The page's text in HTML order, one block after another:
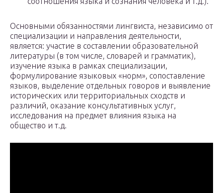
Основными обязанностями лингвиста, независимо от
специализации и направления деятельности,
является: участие в составлении образовательной
литературы (в том числе, словарей и грамматик),
изучение языка в рамках специализации,
формулирование языковых «норм», сопоставление
языков, выделение отдельных говоров и выявление
исторических или территориальных сходств и
различий, оказание консультативных услуг,
исследования на предмет влияния языка на
общество и т.д.